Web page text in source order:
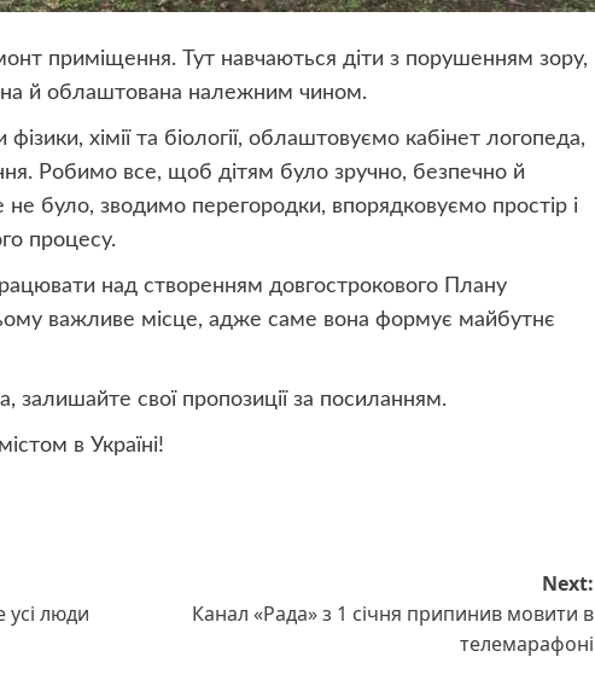
приміщення. Тут навчаються діти з порушенням зору,
й облаштована належним чином.
хімії та біології, облаштовуємо кабінет логопеда,
Робимо все, щоб дітям було зручно, безпечно й
було, зводимо перегородки, впорядковуємо простір і
процесу.
над створенням довгострокового Плану
важливе місце, адже саме вона формує майбутнє
свої пропозиції за посиланням.
в Україні!
усі люди
Next:
Канал «Рада» з 1 січня припинив мовити в
телемарафоні